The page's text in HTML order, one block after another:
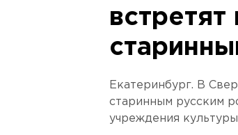
Екатеринбург. В
старинным русским
учреждения